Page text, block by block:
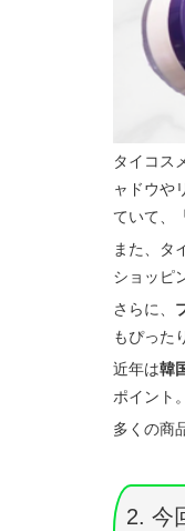
タイコス
ャドウや
ていて、
また、タ
ショッピ
さらに、
もぴった
近年は韓
ポイント
多くの商
2. 今